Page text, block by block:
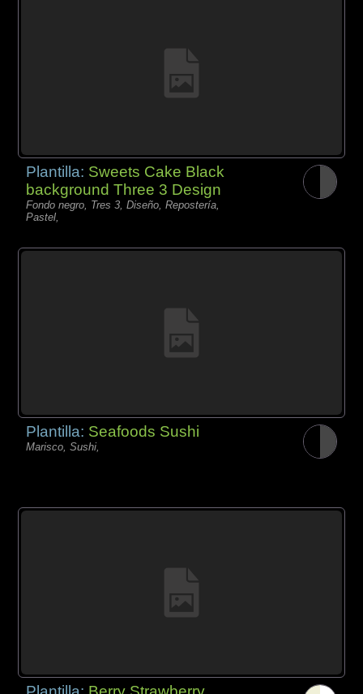
Plantilla: Sweets Cake Black
background Three 3 Design
Fondo negro, Tres 3, Diseño, Repostería,
Pastel,
Plantilla: Seafoods Sushi
Marisco, Sushi,